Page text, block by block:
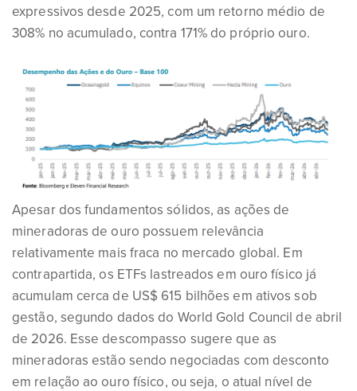
expressivos desde 2025, com um retorno médio de
308% no acumulado, contra 171% do próprio ouro.
Apesar dos fundamentos sólidos, as ações de
mineradoras de ouro possuem relevância
relativamente mais fraca no mercado global. Em
contrapartida, os ETFs lastreados em ouro físico já
acumulam cerca de US$ 615 bilhões em ativos sob
gestão, segundo dados do World Gold Council de abril
de 2026. Esse descompasso sugere que as
mineradoras estão sendo negociadas com desconto
em relação ao ouro físico, ou seja, o atual nível de